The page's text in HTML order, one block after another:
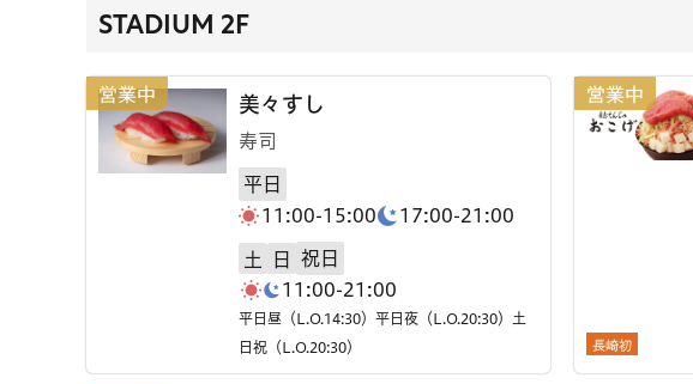
STADIUM 2F
美々すし
寿司
平日
11:00-15:00
17:00-21:00
土 日
祝日
11:00-21:00
平日昼（L.O.14:30）平日夜（L.O.20:30）土
日祝（L.O.20:30）
長崎初